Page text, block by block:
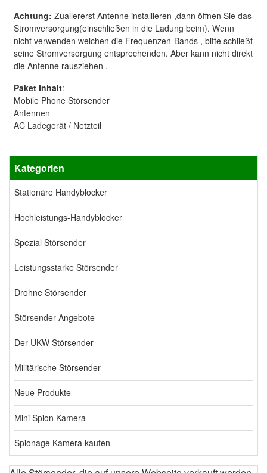
Achtung: Zuallererst Antenne installieren ,dann öffnen Sie das
Stromversorgung(einschließen in die Ladung beim). Wenn
nicht verwenden welchen die Frequenzen-Bands , bitte schließt
seine Stromversorgung entsprechenden. Aber kann nicht direkt
die Antenne rausziehen .
Paket Inhalt:
Mobile Phone Störsender
Antennen
AC Ladegerät / Netzteil
Kategorien
Stationäre Handyblocker
Hochleistungs-Handyblocker
Spezial Störsender
Leistungsstarke Störsender
Drohne Störsender
Störsender Angebote
Der UKW Störsender
Militärische Störsender
Neue Produkte
Mini Spion Kamera
Spionage Kamera kaufen